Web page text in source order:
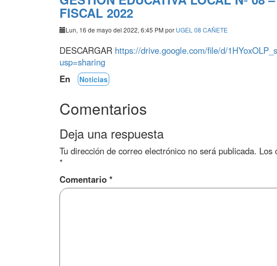
FISCAL 2022
Lun, 16 de mayo del 2022, 6:45 PM por UGEL 08 CAÑETE
DESCARGAR https://drive.google.com/file/d/
usp=sharing
En
Noticias
Comentarios
Deja una respuesta
Tu dirección de correo electrónico no será publicada. Los
*
Comentario *